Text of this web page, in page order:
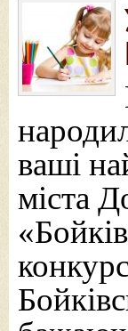
ваші
міста